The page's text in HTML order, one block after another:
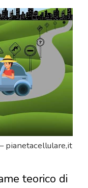
pianetacellulare,it
teorico di